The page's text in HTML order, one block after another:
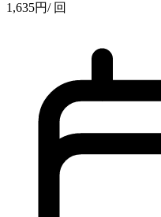
1,635円/ 回